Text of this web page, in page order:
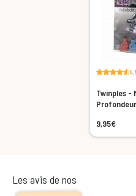
Twinples -
9,95€
Les avis de nos